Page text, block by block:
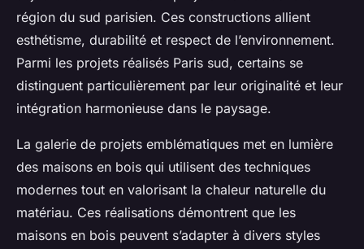
région du sud parisien. Ces constructions allient
esthétisme, durabilité et respect de l’environnement.
Parmi les projets réalisés Paris sud, certains se
distinguent particulièrement par leur originalité et leur
intégration harmonieuse dans le paysage.
La galerie de projets emblématiques met en lumière
des maisons en bois qui utilisent des techniques
modernes tout en valorisant la chaleur naturelle du
matériau. Ces réalisations démontrent que les
maisons en bois peuvent s’adapter à divers styles